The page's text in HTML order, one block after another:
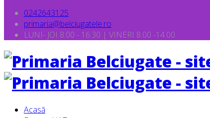
0242643125
primaria@belciugatele.ro
LUNI- JOI 8:00 - 16:30 | VINERI 8.00 -14.00
Acasă